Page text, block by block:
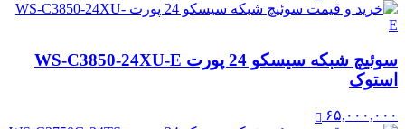
سوئیچ شبکه سیسکو 24 پورت WS-C3850-24XU-E
استوک
۶۵,۰۰۰,۰۰۰